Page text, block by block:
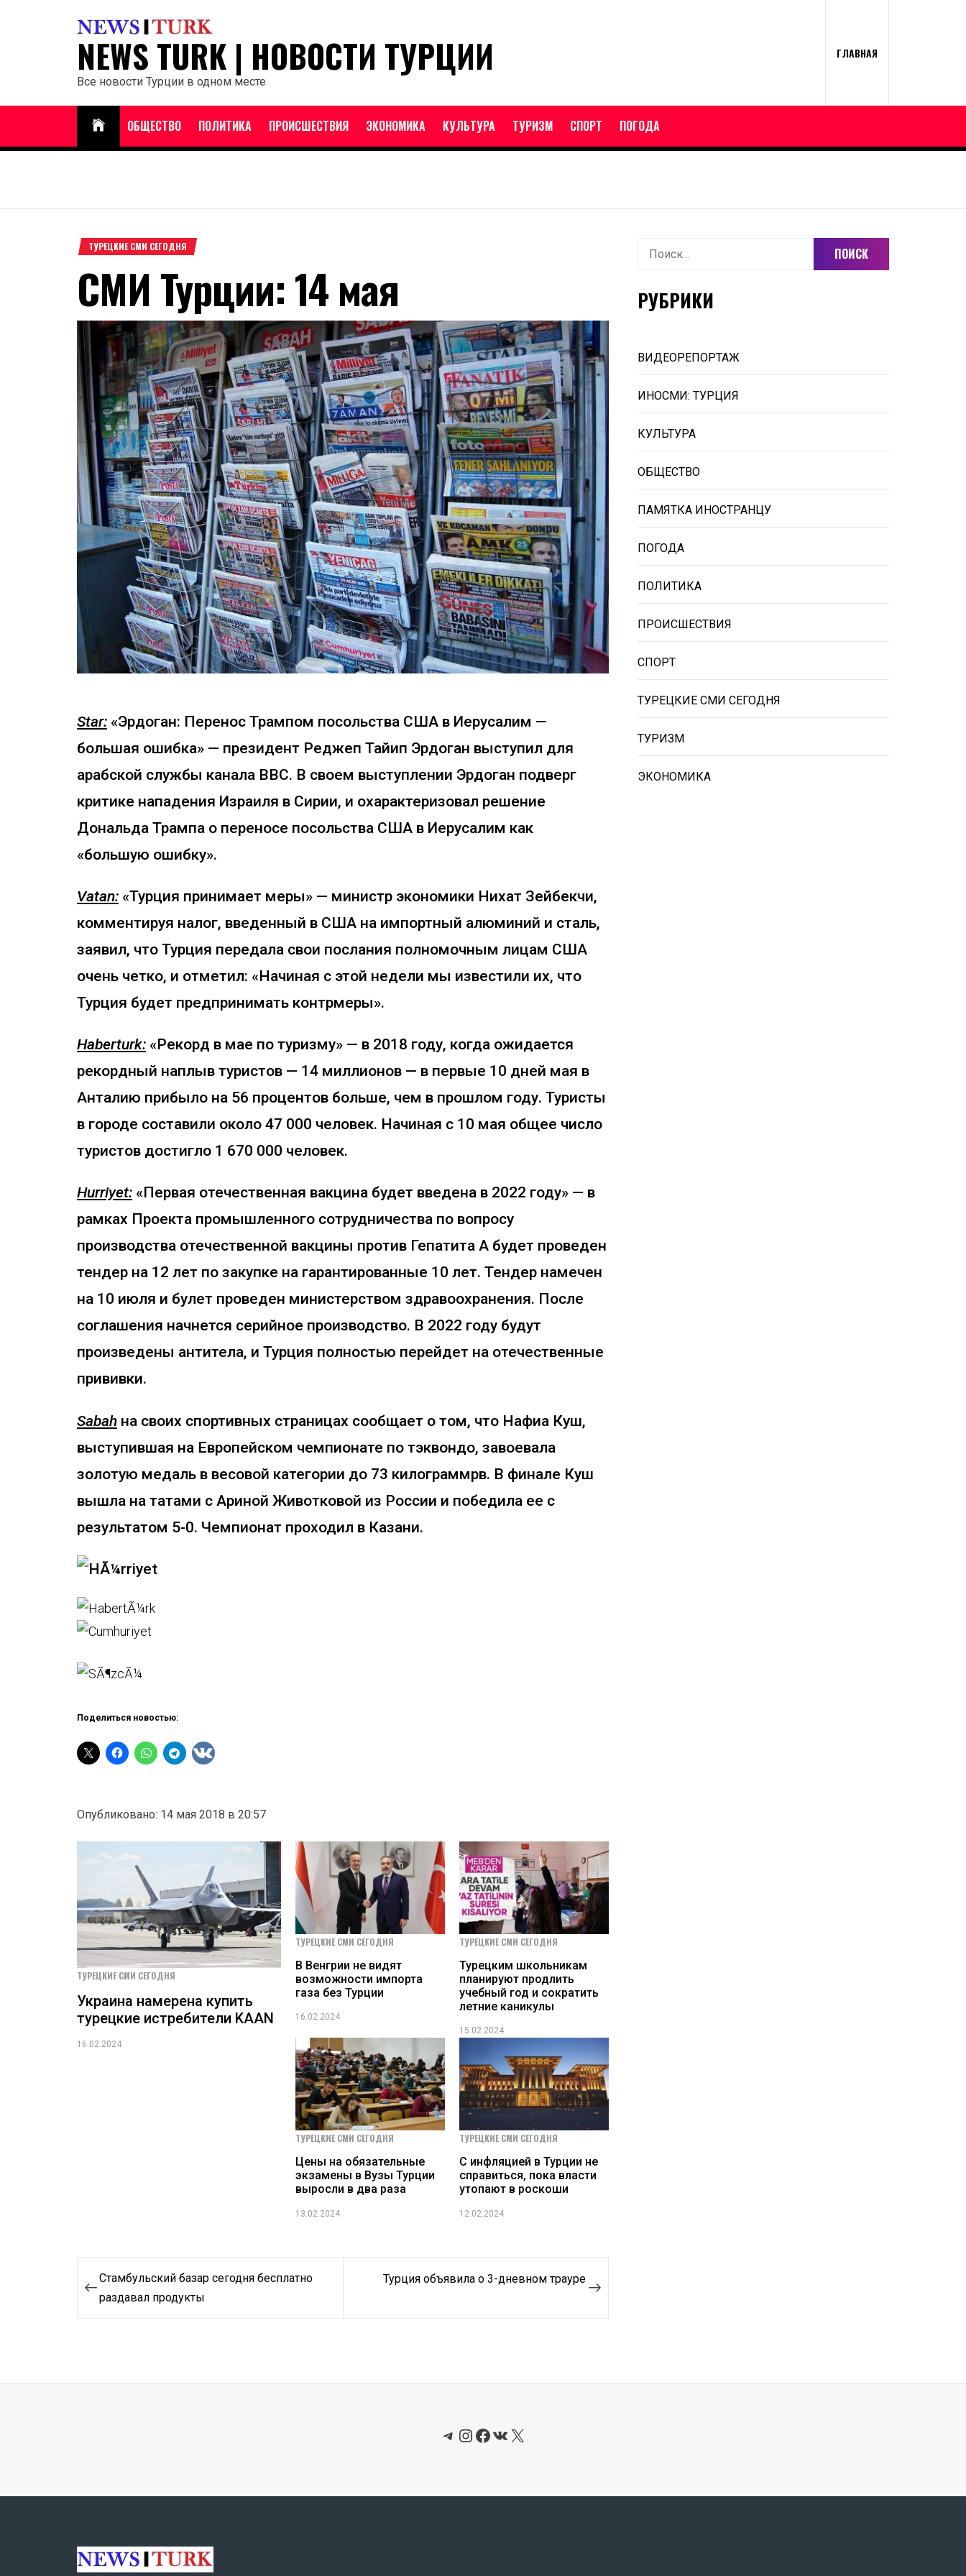
NEWS TURK | НОВОСТИ ТУРЦИИ
Все новости Турции в одном месте
ГЛАВНАЯ
ОБЩЕСТВО ПОЛИТИКА ПРОИСШЕСТВИЯ ЭКОНОМИКА КУЛЬТУРА ТУРИЗМ СПОРТ ПОГОДА
ТУРЕЦКИЕ СМИ СЕГОДНЯ
СМИ Турции: 14 мая
Star: «Эрдоган: Перенос Трампом посольства США в Иерусалим —
большая ошибка» — президент Реджеп Тайип Эрдоган выступил для
арабской службы канала ВВС. В своем выступлении Эрдоган подверг
критике нападения Израиля в Сирии, и охарактеризовал решение
Дональда Трампа о переносе посольства США в Иерусалим как
«большую ошибку».
Vatan: «Турция принимает меры» — министр экономики Нихат Зейбекчи,
комментируя налог, введенный в США на импортный алюминий и сталь,
заявил, что Турция передала свои послания полномочным лицам США
очень четко, и отметил: «Начиная с этой недели мы известили их, что
Турция будет предпринимать контрмеры».
Haberturk: «Рекорд в мае по туризму» — в 2018 году, когда ожидается
рекордный наплыв туристов — 14 миллионов — в первые 10 дней мая в
Анталию прибыло на 56 процентов больше, чем в прошлом году. Туристы
в городе составили около 47 000 человек. Начиная с 10 мая общее число
туристов достигло 1 670 000 человек.
Hurriyet: «Первая отечественная вакцина будет введена в 2022 году» — в
рамках Проекта промышленного сотрудничества по вопросу
производства отечественной вакцины против Гепатита А будет проведен
тендер на 12 лет по закупке на гарантированные 10 лет. Тендер намечен
на 10 июля и булет проведен министерством здравоохранения. После
соглашения начнется серийное производство. В 2022 году будут
произведены антитела, и Турция полностью перейдет на отечественные
прививки.
Sabah на своих спортивных страницах сообщает о том, что Нафиа Куш,
выступившая на Европейском чемпионате по тэквондо, завоевала
золотую медаль в весовой категории до 73 килограммрв. В финале Куш
вышла на татами с Ариной Животковой из России и победила ее с
результатом 5-0. Чемпионат проходил в Казани.
Поделиться новостью:
Опубликовано: 14 мая 2018 в 20:57
ТУРЕЦКИЕ СМИ СЕГОДНЯ
Украина намерена купить
турецкие истребители KAAN
16.02.2024
ТУРЕЦКИЕ СМИ СЕГОДНЯ
В Венгрии не видят
возможности импорта
газа без Турции
16.02.2024
ТУРЕЦКИЕ СМИ СЕГОДНЯ
Турецким школьникам
планируют продлить
учебный год и сократить
летние каникулы
15.02.2024
ТУРЕЦКИЕ СМИ СЕГОДНЯ
Цены на обязательные
экзамены в Вузы Турции
выросли в два раза
13.02.2024
ТУРЕЦКИЕ СМИ СЕГОДНЯ
C инфляцией в Турции не
справиться, пока власти
утопают в роскоши
12.02.2024
Навигация
Стамбульский базар сегодня бесплатно
раздавал продукты
Турция объявила о 3-дневном трауре
Найти:
РУБРИКИ
ВИДЕОРЕПОРТАЖ
ИНОСМИ: ТУРЦИЯ
КУЛЬТУРА
ОБЩЕСТВО
ПАМЯТКА ИНОСТРАНЦУ
ПОГОДА
ПОЛИТИКА
ПРОИСШЕСТВИЯ
СПОРТ
ТУРЕЦКИЕ СМИ СЕГОДНЯ
ТУРИЗМ
ЭКОНОМИКА
Telegram
Instagram
Facebook
ВКонтакте
X